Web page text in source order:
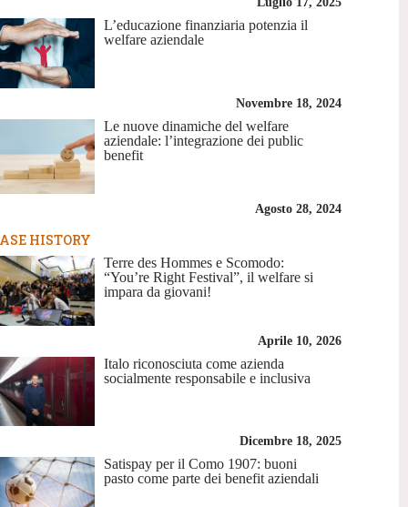
L’educazione finanziaria potenzia il
welfare aziendale
Novembre 18, 2024
Le nuove dinamiche del welfare
aziendale: l’integrazione dei public
benefit
Agosto 28, 2024
HISTORY
Terre des Hommes e Scomodo:
“You’re Right Festival”, il welfare si
impara da giovani!
Aprile 10, 2026
Italo riconosciuta come azienda
socialmente responsabile e inclusiva
Dicembre 18, 2025
Satispay per il Como 1907: buoni
pasto come parte dei benefit aziendali